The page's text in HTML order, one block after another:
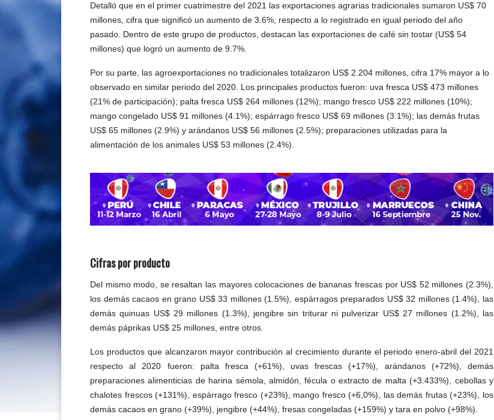
Detalló que en el primer cuatrimestre del 2021 las exportaciones agrarias tradicionales sumaron US$ 70
millones, cifra que significó un aumento de 3.6%, respecto a lo registrado en igual periodo del año
pasado. Dentro de este grupo de productos, destacan las exportaciones de café sin tostar (US$ 54
millones) que logró un aumento de 9.7%.
Por su parte, las agroexportaciones no tradicionales totalizaron US$ 2.204 millones, cifra 17% mayor a lo
observado en similar periodo del 2020. Los principales productos fueron: uva fresca US$ 473 millones
(21% de participación); palta fresca US$ 264 millones (12%); mango fresco US$ 222 millones (10%);
mango congelado US$ 91 millones (4.1%); espárrago fresco US$ 69 millones (3.1%); las demás frutas
US$ 65 millones (2.9%) y arándanos US$ 56 millones (2.5%); preparaciones utilizadas para la
alimentación de los animales US$ 53 millones (2.4%).
Cifras por producto
Del mismo modo, se resaltan las mayores colocaciones de bananas frescas por US$ 52 millones (2.3%),
los demás cacaos en grano US$ 33 millones (1.5%), espárragos preparados US$ 32 millones (1.4%), las
demás quinuas US$ 29 millones (1.3%), jengibre sin triturar ni pulverizar US$ 27 millones (1.2%), las
demás páprikas US$ 25 millones, entre otros.
Los productos que alcanzaron mayor contribución al crecimiento durante el periodo enero-abril del 2021
respecto al 2020 fueron: palta fresca (+61%), uvas frescas (+17%), arándanos (+72%), demás
preparaciones alimenticias de harina sémola, almidón, fécula o extracto de malta (+3.433%), cebollas y
chalotes frescos (+131%), espárrago fresco (+23%), mango fresco (+6,0%), las demás frutas (+23%), los
demás cacaos en grano (+39%), jengibre (+44%), fresas congeladas (+159%) y tara en polvo (+98%).